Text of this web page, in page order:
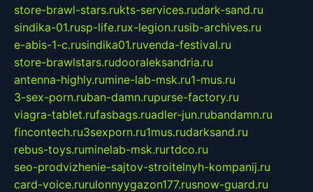
store-brawl-stars.rukts-services.rudark-sand.ru
sindika-01.rusp-life.rux-legion.rusib-archives.ru
e-abis-1-c.rusindika01.ruvenda-festival.ru
store-brawlstars.rudooraleksandria.ru
antenna-highly.rumine-lab-msk.ru1-mus.ru
3-sex-porn.ruban-damn.rupurse-factory.ru
viagra-tablet.rufasbags.ruadler-jun.rubandamn.ru
fincontech.ru3sexporn.ru1mus.rudarksand.ru
rebus-toys.ruminelab-msk.rurtdco.ru
seo-prodvizhenie-sajtov-stroitelnyh-kompanij.ru
card-voice.rurulonnyygazon177.rusnow-guard.ru